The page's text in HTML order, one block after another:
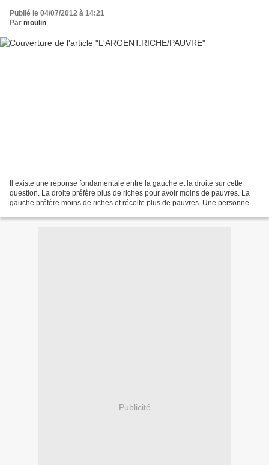
Publié le 04/07/2012 à 14:21
Par moulin
Il existe une réponse fondamentale entre la gauche et la droite sur cette
question. La droite préfère plus de riches pour avoir moins de pauvres. La
gauche préfère moins de riches et récolte plus de pauvres. Une personne de
Publicité